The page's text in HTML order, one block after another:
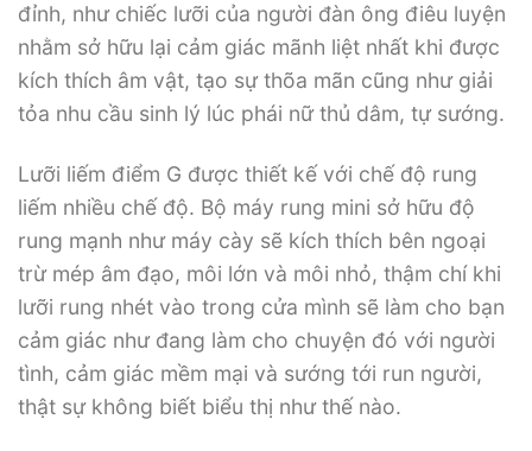
đỉnh, như chiếc lưỡi của người đàn ông điêu luyện
nhằm sở hữu lại cảm giác mãnh liệt nhất khi được
kích thích âm vật, tạo sự thõa mãn cũng như giải
tỏa nhu cầu sinh lý lúc phái nữ thủ dâm, tự sướng.
Lưỡi liếm điểm G được thiết kế với chế độ rung
liếm nhiều chế độ. Bộ máy rung mini sở hữu độ
rung mạnh như máy cày sẽ kích thích bên ngoại
trừ mép âm đạo, môi lớn và môi nhỏ, thậm chí khi
lưỡi rung nhét vào trong cửa mình sẽ làm cho bạn
cảm giác như đang làm cho chuyện đó với người
tình, cảm giác mềm mại và sướng tới run người,
thật sự không biết biểu thị như thế nào.